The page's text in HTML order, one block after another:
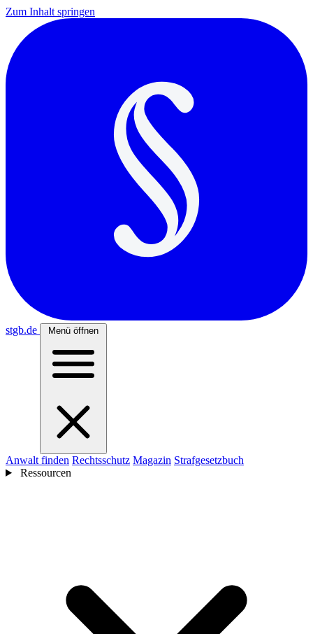
Zum Inhalt springen
stgb.de Menü öffnen
Anwalt finden Rechtsschutz Magazin Strafgesetzbuch
Ressourcen